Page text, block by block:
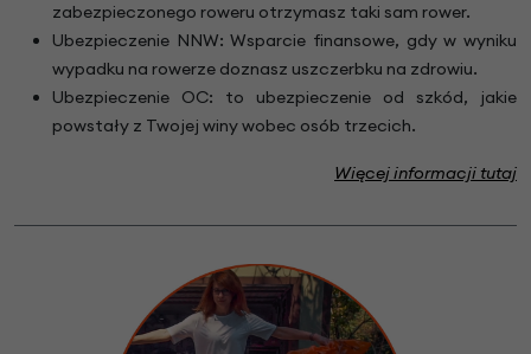
zabezpieczonego roweru otrzymasz taki sam rower.
Ubezpieczenie NNW: Wsparcie finansowe, gdy w wyniku
wypadku na rowerze doznasz uszczerbku na zdrowiu.
Ubezpieczenie OC: to ubezpieczenie od szkód, jakie
powstały z Twojej winy wobec osób trzecich.
Więcej informacji tutaj